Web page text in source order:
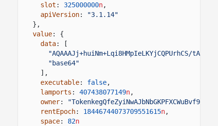
slot : 325000000n,
apiVersion:
"3.1.14"
},
value: {
data: [
"AQAAAJj+huiNm+Lqi8HMpIeLKYjCQPUrhCS/
"base64"
],
executable: false,
lamports : 407438077149n,
owner:
rentEpoch: 18446744073709551615n,
space: 82n